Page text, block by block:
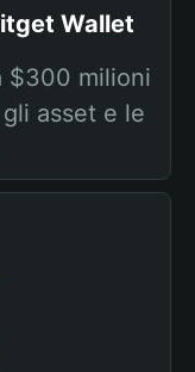
Wallet
$300 milioni
asset e le